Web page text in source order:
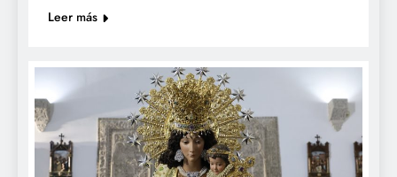
Leer más